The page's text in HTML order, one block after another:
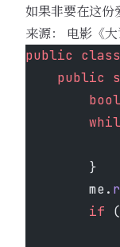
如果非要在这份
来源： 电影《
public class
    public
        }
        me.
        if